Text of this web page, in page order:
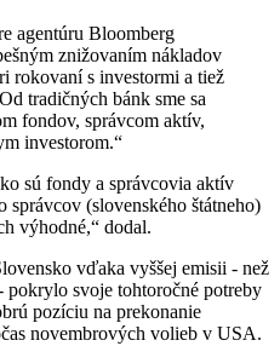
agentúru Bloomberg
znižovaním nákladov
rokovaní s investormi a tiež
tradičných bánk sme sa
fondov, správcom aktív,
investorom.“
sú fondy a správcovia aktív
správcov (slovenského štátneho)
výhodné,“ dodal.
vďaka vyššej emisii - než
svoje tohtoročné potreby
pozíciu na prekonanie
novembrových volieb v USA.